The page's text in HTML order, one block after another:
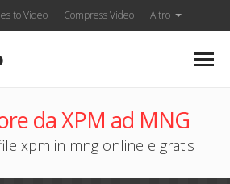
to Video Compress Video Altro
da XPM ad MNG
xpm in mng online e gratis